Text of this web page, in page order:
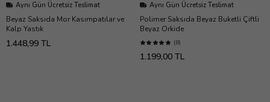
Aynı Gün Ücretsiz Teslimat
Beyaz Saksıda Mor Kasımpatılar ve
Kalp Yastık
1.448,99 TL
Aynı Gün Ücretsiz Teslimat
Polimer Saksıda Beyaz Buketli Çiftli
Beyaz Orkide
(8)
1.199,00 TL